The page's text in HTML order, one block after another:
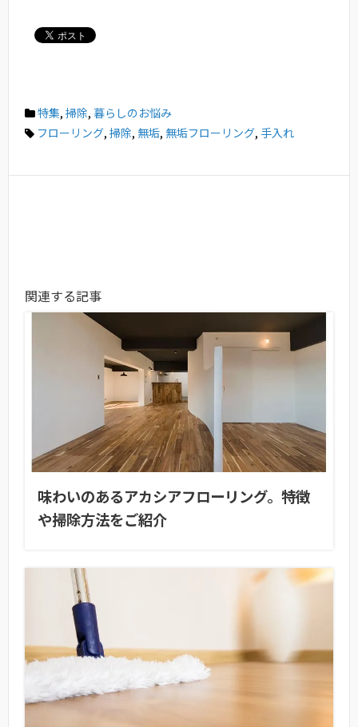
特集, 掃除, 暮らしのお悩み
フローリング, 掃除, 無垢, 無垢フローリング, 手入れ
関連する記事
味わいのあるアカシアフローリング。特徴
や掃除方法をご紹介